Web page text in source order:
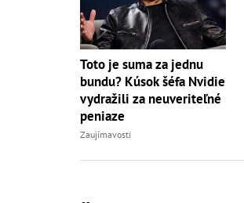
Toto je suma za jednu
bundu? Kúsok šéfa Nvidie
vydražili za neuveriteľné
peniaze
Zaujímavosti